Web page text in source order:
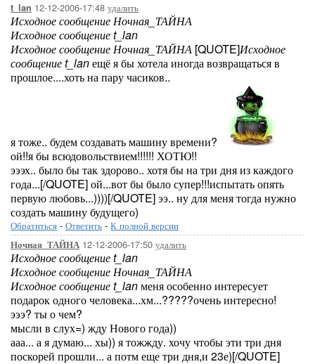
t_lan 12-12-2006-17:48 удалить
Исходное сообщение Ночная_ТАЙНА
Исходное сообщение t_lan
Исходное сообщение Ночная_ТАЙНА [QUOTE]Исходное
сообщение t_lanещё я бы хотела иногда возвращаться в
прошлое....хоть на пару часиков..
я тоже.. будем создавать машину времени?
ой!!я бы всюдовольствием!!!!!! ХОТЮ!!
эээх.. было бы так здорово.. хотя бы на три дня из каждого
года...[/QUOTE] ой...вот бы было супер!!!испытать опять
первую любовь...))))[/QUOTE] ээ.. ну для меня тогда нужно
создать машину будущего)
Обратиться - Ответить - К полной версии
Ночная_ТАЙНА 12-12-2006-17:50 удалить
Исходное сообщение t_lan
Исходное сообщение Ночная_ТАЙНА
Исходное сообщение t_lanменя особенно интересует
подарок одного человека...хм...?????очень интересно!
эээ? ты о чем?
мысли в слух=) жду Нового года))
ааа... а я думаю... хы)) я тожжду. хочу чтобы эти три дня
поскорей прошли... а потм еще три дня,и 23е)[/QUOTE]